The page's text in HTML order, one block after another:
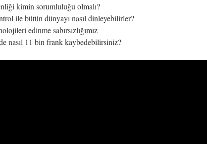
kimin sorumluluğu olmalı?
ile bütün dünyayı nasıl dinleyebilirler?
edinme sabırsızlığımız
nasıl 11 bin frank kaybedebilirsiniz?